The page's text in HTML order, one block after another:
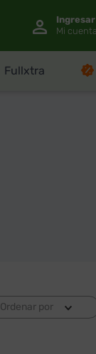
Fullxtra
Ordenar por